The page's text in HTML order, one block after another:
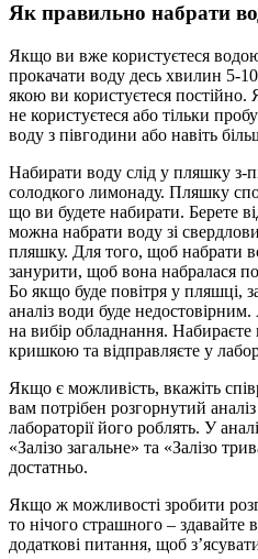
Як правильно набрати
Якщо ви вже користуєтеся
прокачати воду десь хвилин 5-
якою ви користуєтеся
не користуєтеся або тільки
воду з півгодини або навіть
Набирати воду слід у пляшку з-
солодкого лимонаду. Пляшку
що ви будете набирати. Берете
можна набрати воду зі
пляшку. Для того, щоб набрати
занурити, щоб вона набралася
Бо якщо буде повітря у пляшці,
аналіз води буде
на вибір обладнання. Набираєте
кришкою та відправляєте у
Якщо є можливість, вкажіть
вам потрібен розгорнутий
лабораторії його роблять. У
«Залізо загальне» та «Залізо
достатньо.
Якщо ж можливості зробити
то нічого страшного –
додаткові питання, щоб